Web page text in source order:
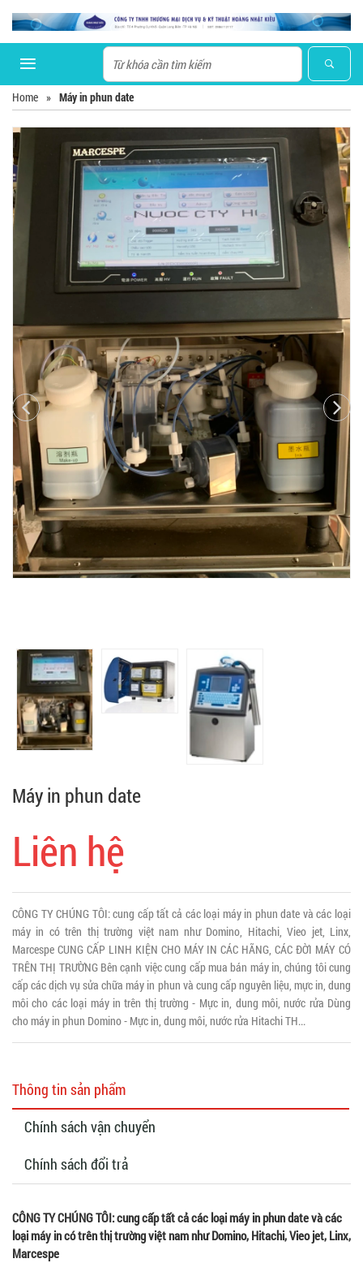
Home » Máy in phun date
Máy in phun date
Liên hệ
CÔNG TY CHÚNG TÔI: cung cấp tất cả các loại máy in phun date và các loại
máy in có trên thị trường việt nam như Domino, Hitachi, Vieo jet, Linx,
Marcespe CUNG CẤP LINH KIỆN CHO MÁY IN CÁC HÃNG, CÁC ĐỜI MÁY CÓ
TRÊN THỊ TRƯỜNG Bên cạnh việc cung cấp mua bán máy in, chúng tôi cung
cấp các dịch vụ sửa chữa máy in phun và cung cấp nguyên liệu, mực in, dung
môi cho các loại máy in trên thị trường - Mực in, dung môi, nước rửa Dùng
cho máy in phun Domino - Mực in, dung môi, nước rửa Hitachi TH...
Thông tin sản phẩm
Chính sách vận chuyển
Chính sách đổi trả
CÔNG TY CHÚNG TÔI: cung cấp tất cả các loại máy in phun date và các
loại máy in có trên thị trường việt nam như Domino, Hitachi, Vieo jet, Linx,
Marcespe